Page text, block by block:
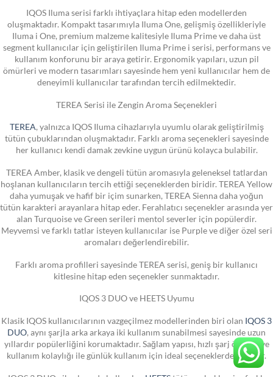
IQOS Iluma serisi farklı ihtiyaçlara hitap eden modellerden
oluşmaktadır. Kompakt tasarımıyla Iluma One, gelişmiş özellikleriyle
Iluma i One, premium malzeme kalitesiyle Iluma Prime ve daha üst
segment kullanıcılar için geliştirilen Iluma Prime i serisi, performans ve
kullanım konforunu bir araya getirir. Ergonomik yapıları, uzun pil
ömürleri ve modern tasarımları sayesinde hem yeni kullanıcılar hem de
deneyimli kullanıcılar tarafından tercih edilmektedir.
TEREA Serisi ile Zengin Aroma Seçenekleri
TEREA, yalnızca IQOS Iluma cihazlarıyla uyumlu olarak geliştirilmiş
tütün çubuklarından oluşmaktadır. Farklı aroma seçenekleri sayesinde
her kullanıcı kendi damak zevkine uygun ürünü kolayca bulabilir.
TEREA Amber, klasik ve dengeli tütün aromasıyla geleneksel tatlardan
hoşlanan kullanıcıların tercih ettiği seçeneklerden biridir. TEREA Yellow
daha yumuşak ve hafif bir içim sunarken, TEREA Sienna daha yoğun
tütün karakteri arayanlara hitap eder. Ferahlatıcı seçenekler arasında yer
alan Turquoise ve Green serileri mentol severler için popülerdir.
Meyvemsi ve farklı tatlar isteyen kullanıcılar ise Purple ve diğer özel seri
aromaları değerlendirebilir.
Farklı aroma profilleri sayesinde TEREA serisi, geniş bir kullanıcı
kitlesine hitap eden seçenekler sunmaktadır.
IQOS 3 DUO ve HEETS Uyumu
Klasik IQOS kullanıcılarının vazgeçilmez modellerinden biri olan IQOS 3
DUO, aynı şarjla arka arkaya iki kullanım sunabilmesi sayesinde uzun
yıllardır popülerliğini korumaktadır. Sağlam yapısı, hızlı şarj özelliği ve
kullanım kolaylığı ile günlük kullanım için ideal seçeneklerden biridir.